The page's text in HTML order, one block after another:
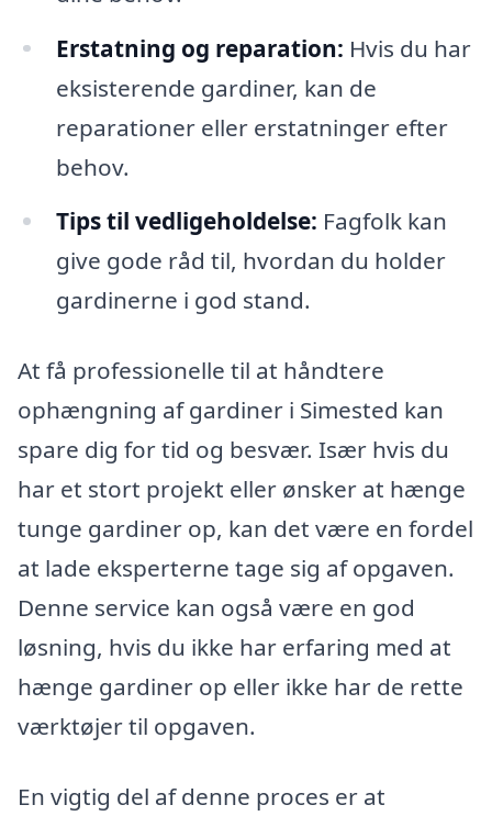
Erstatning og reparation: Hvis du har
eksisterende gardiner, kan de
reparationer eller erstatninger efter
behov.
Tips til vedligeholdelse: Fagfolk kan
give gode råd til, hvordan du holder
gardinerne i god stand.
At få professionelle til at håndtere
ophængning af gardiner i Simested kan
spare dig for tid og besvær. Især hvis du
har et stort projekt eller ønsker at hænge
tunge gardiner op, kan det være en fordel
at lade eksperterne tage sig af opgaven.
Denne service kan også være en god
løsning, hvis du ikke har erfaring med at
hænge gardiner op eller ikke har de rette
værktøjer til opgaven.
En vigtig del af denne proces er at